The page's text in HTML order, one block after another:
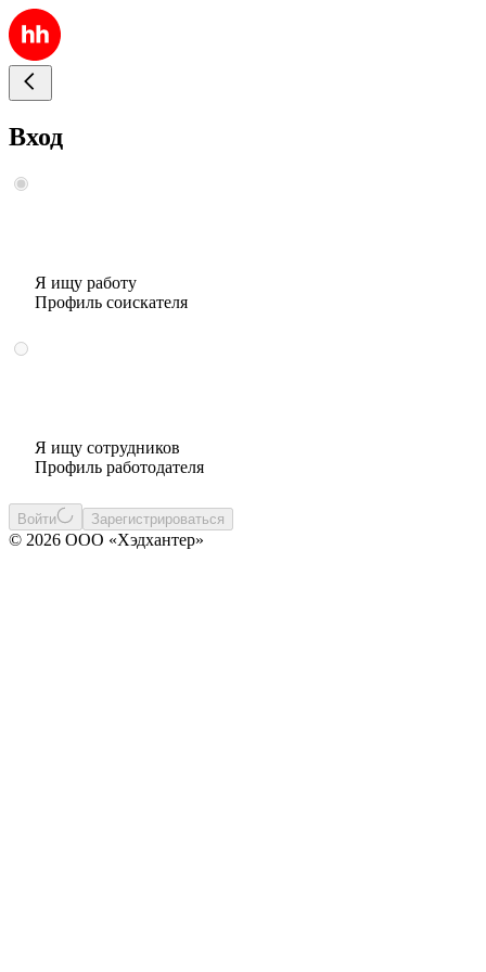
Вход
Я ищу работу
Профиль соискателя
Я ищу сотрудников
Профиль работодателя
Войти Зарегистрироваться
© 2026 ООО «Хэдхантер»